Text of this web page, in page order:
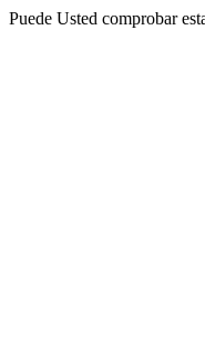
Puede Usted comprobar